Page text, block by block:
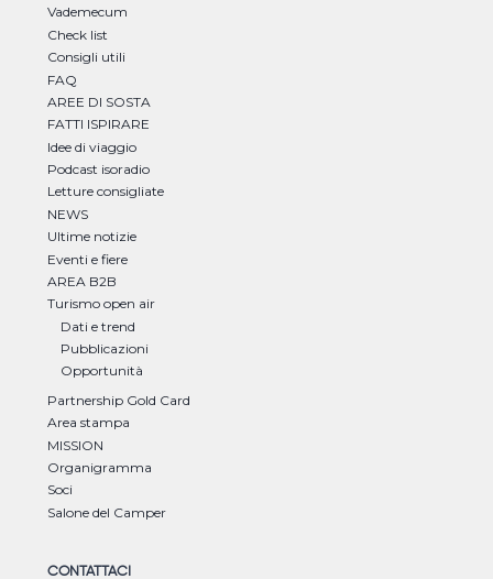
Vademecum
Check list
Consigli utili
FAQ
AREE DI SOSTA
FATTI ISPIRARE
Idee di viaggio
Podcast isoradio
Letture consigliate
NEWS
Ultime notizie
Eventi e fiere
AREA B2B
Turismo open air
Dati e trend
Pubblicazioni
Opportunità
Partnership Gold Card
Area stampa
MISSION
Organigramma
Soci
Salone del Camper
CONTATTACI